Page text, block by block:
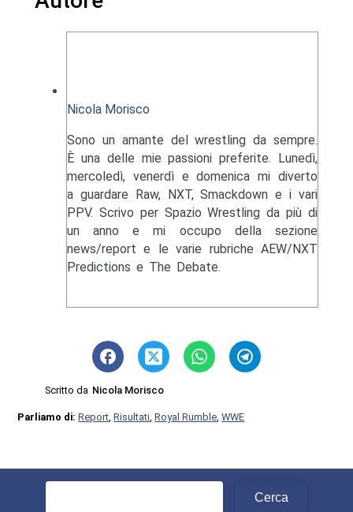
Nicola Morisco
Sono un amante del wrestling da sempre.
È una delle mie passioni preferite. Lunedì,
mercoledì, venerdì e domenica mi diverto
a guardare Raw, NXT, Smackdown e i vari
PPV. Scrivo per Spazio Wrestling da più di
un anno e mi occupo della sezione
news/report e le varie rubriche AEW/NXT
Predictions e The Debate.
Scritto da Nicola Morisco
Parliamo di:Report ,Risultati ,Royal Rumble ,WWE